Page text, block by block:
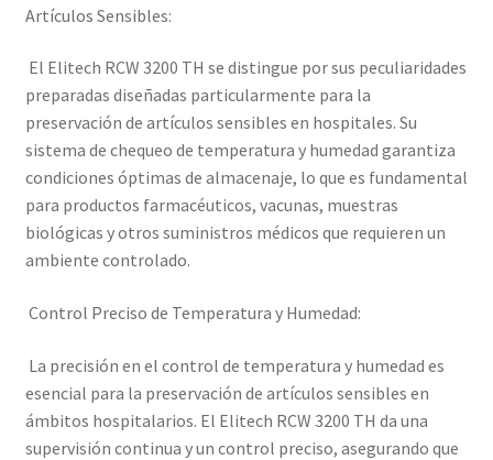
Artículos Sensibles:
El Elitech RCW 3200 TH se distingue por sus peculiaridades
preparadas diseñadas particularmente para la
preservación de artículos sensibles en hospitales. Su
sistema de chequeo de temperatura y humedad garantiza
condiciones óptimas de almacenaje, lo que es fundamental
para productos farmacéuticos, vacunas, muestras
biológicas y otros suministros médicos que requieren un
ambiente controlado.
Control Preciso de Temperatura y Humedad:
La precisión en el control de temperatura y humedad es
esencial para la preservación de artículos sensibles en
ámbitos hospitalarios. El Elitech RCW 3200 TH da una
supervisión continua y un control preciso, asegurando que